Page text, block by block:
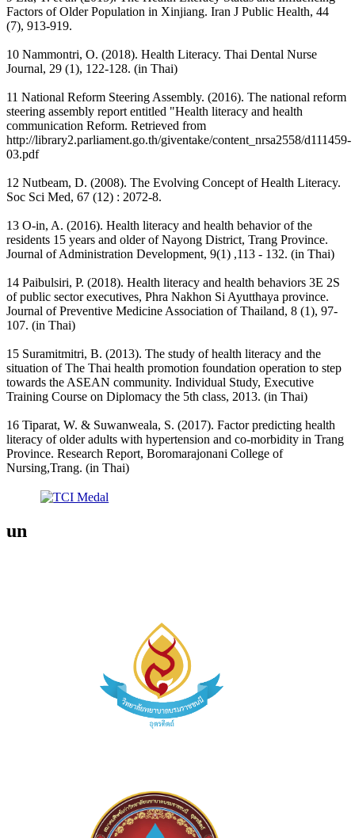
Factors of Older Population in Xinjiang. Iran J Public Health, 44
(7), 913-919.
10 Nammontri, O. (2018). Health Literacy. Thai Dental Nurse
Journal, 29 (1), 122-128. (in Thai)
11 National Reform Steering Assembly. (2016). The national reform
steering assembly report entitled "Health literacy and health
communication Reform. Retrieved from
http://library2.parliament.go.th/giventake/content_nrsa2558/d111459-
03.pdf
12 Nutbeam, D. (2008). The Evolving Concept of Health Literacy.
Soc Sci Med, 67 (12) : 2072-8.
13 O-in, A. (2016). Health literacy and health behavior of the
residents 15 years and older of Nayong District, Trang Province.
Journal of Administration Development, 9(1) ,113 - 132. (in Thai)
14 Paibulsiri, P. (2018). Health literacy and health behaviors 3E 2S
of public sector executives, Phra Nakhon Si Ayutthaya province.
Journal of Preventive Medicine Association of Thailand, 8 (1), 97-
107. (in Thai)
15 Suramitmitri, B. (2013). The study of health literacy and the
situation of The Thai health promotion foundation operation to step
towards the ASEAN community. Individual Study, Executive
Training Course on Diplomacy the 5th class, 2013. (in Thai)
16 Tiparat, W. & Suwanweala, S. (2017). Factor predicting health
literacy of older adults with hypertension and co-morbidity in Trang
Province. Research Report, Boromarajonani College of
Nursing,Trang. (in Thai)
un